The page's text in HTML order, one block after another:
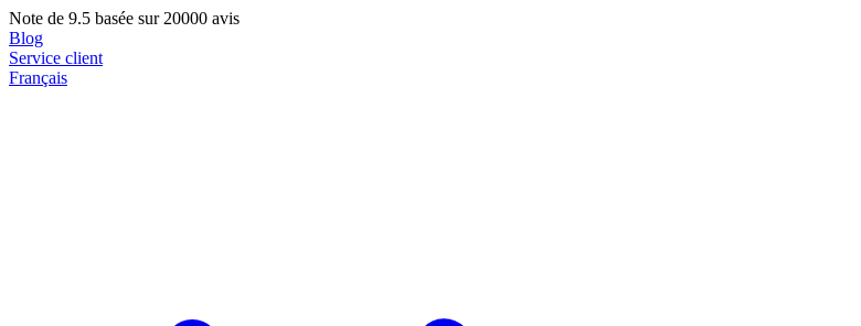
Note de 9.5 basée sur 20000 avis
Blog
Service client
Français